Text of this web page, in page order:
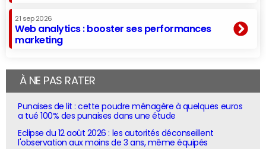
21 sep 2026
Web analytics : booster ses performances
marketing
À NE PAS RATER
Punaises de lit : cette poudre ménagère à quelques euros
a tué 100% des punaises dans une étude
Eclipse du 12 août 2026 : les autorités déconseillent
l'observation aux moins de 3 ans, même équipés